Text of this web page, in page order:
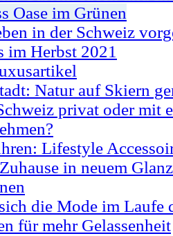
Oase im Grünen
in der Schweiz
im Herbst 2021
Natur auf Skiern
privat oder mit
Lifestyle
in neuem
die Mode im Laufe
für mehr Gelassenheit